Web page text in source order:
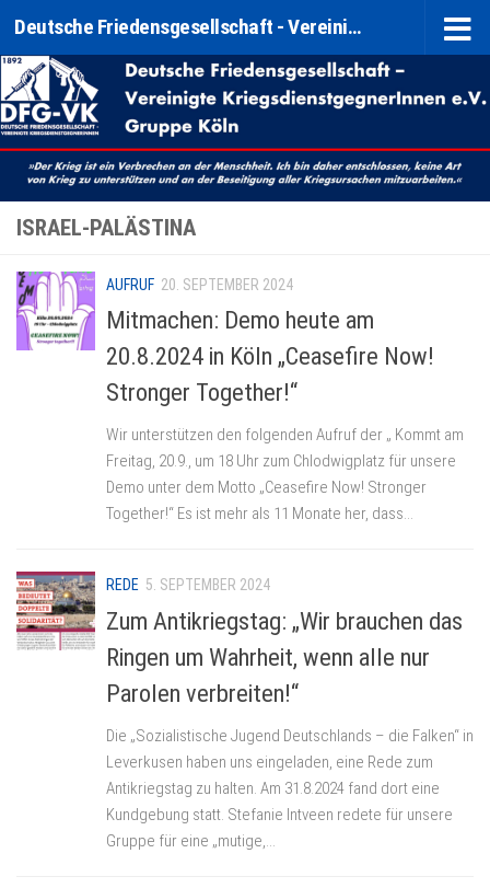
Zum Inhalt springen Deutsche Friedensgesellschaft - Vereinigte KriegsdienstgegnerInnen e. V. (DFG-VK) Gruppe Köln
ISRAEL-PALÄSTINA
AUFRUF 20. SEPTEMBER 2024
Mitmachen: Demo heute am
20.8.2024 in Köln „Ceasefire Now!
Stronger Together!“
Wir unterstützen den folgenden Aufruf der „ Kommt am
Freitag, 20.9., um 18 Uhr zum Chlodwigplatz für unsere
Demo unter dem Motto „Ceasefire Now! Stronger
Together!“ Es ist mehr als 11 Monate her, dass...
REDE 5. SEPTEMBER 2024
Zum Antikriegstag: „Wir brauchen das
Ringen um Wahrheit, wenn alle nur
Parolen verbreiten!“
Die „Sozialistische Jugend Deutschlands – die Falken“ in
Leverkusen haben uns eingeladen, eine Rede zum
Antikriegstag zu halten. Am 31.8.2024 fand dort eine
Kundgebung statt. Stefanie Intveen redete für unsere
Gruppe für eine „mutige,...